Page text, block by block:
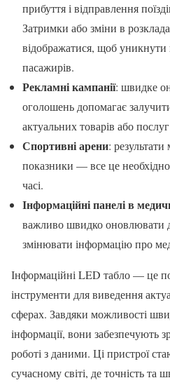
прибуття і відправлення
Затримки або зміни в
відображатися, щоб уникнути
пасажирів.
Рекламні кампанії: швидке
оголошень допомагає
актуальних товарів або
Спортивні арени:
показники — все це
часі.
Інформаційні панелі в
важливо швидко оновлювати
змінювати інформацію про
Інформаційні LED табло — це
інструменти для виведення
сферах. Завдяки можливості
інформації, вони забезпечують
роботі з даними. Ці пристрої
сучасному світі, де точність та